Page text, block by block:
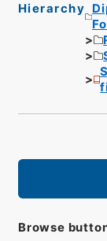
Hierarchy
Browse